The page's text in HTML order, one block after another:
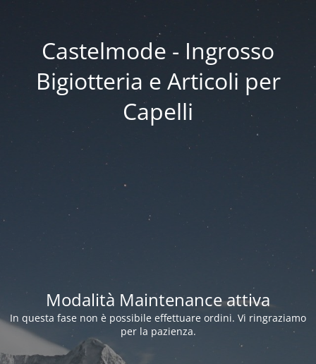
Castelmode - Ingrosso
Bigiotteria e Articoli per
Capelli
Modalità Maintenance attiva
In questa fase non è possibile effettuare ordini. Vi ringraziamo
per la pazienza.